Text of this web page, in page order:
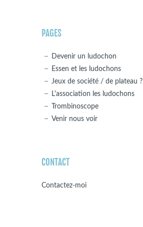
PAGES
Devenir un ludochon
Essen et les ludochons
Jeux de société / de plateau ?
L'association les ludochons
Trombinoscope
Venir nous voir
CONTACT
Contactez-moi